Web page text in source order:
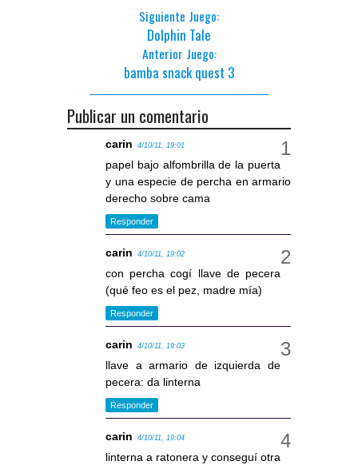
Siguiente Juego:
Dolphin Tale
Anterior Juego:
bamba snack quest 3
Publicar un comentario
carin 4/10/11, 19:01
papel bajo alfombrilla de la puerta
y una especie de percha en armario
derecho sobre cama
Responder
carin 4/10/11, 19:02
con percha cogí llave de pecera
(qué feo es el pez, madre mía)
Responder
carin 4/10/11, 19:03
llave a armario de izquierda de
pecera: da linterna
Responder
carin 4/10/11, 19:04
linterna a ratonera y conseguí otra